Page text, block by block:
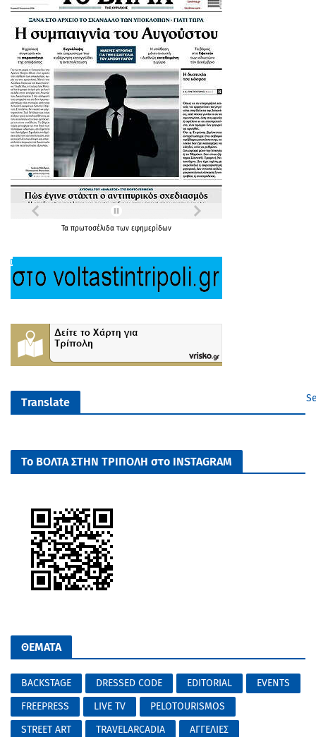
Τα πρωτοσέλιδα των εφημερίδων
Translate
Το ΒΟΛΤΑ ΣΤΗΝ ΤΡΙΠΟΛΗ στο INSTAGRAM
ΘΕΜΑΤΑ
BACKSTAGE DRESSED CODE EDITORIAL
EVENTS
FREEPRESS
LIVE TV
PELOTOURISMOS
STREET ART
TRAVELARCADIA
ΑΓΓΕΛΙΕΣ